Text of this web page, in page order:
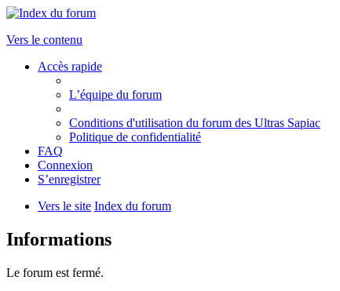
Vers le contenu
Accès rapide
L’équipe du forum
Conditions d'utilisation du forum des Ultras Sapiac
Politique de confidentialité
FAQ
Connexion
S’enregistrer
Vers le site Index du forum
Informations
Le forum est fermé.